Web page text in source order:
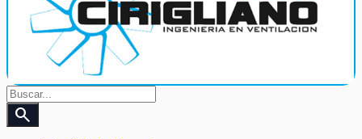
search